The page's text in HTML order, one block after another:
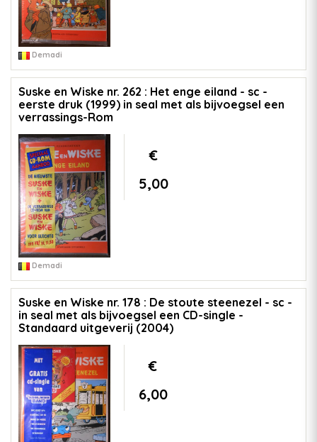
Demadi
Suske en Wiske nr. 262 : Het enge eiland - sc -
eerste druk (1999) in seal met als bijvoegsel een
verrassings-Rom
€
5,00
Demadi
Suske en Wiske nr. 178 : De stoute steenezel - sc -
in seal met als bijvoegsel een CD-single -
Standaard uitgeverij (2004)
€
6,00